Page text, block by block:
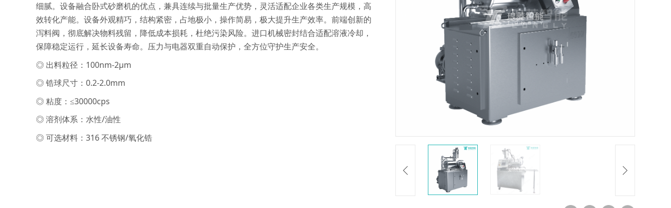
细腻。设备融合卧式砂磨机的优点，兼具连续与批量生产优势，灵活适配企业各类生产规模，高
效转化产能。设备外观精巧，结构紧密，占地极小，操作简易，极大提升生产效率。前端创新的
泻料阀，彻底解决物料残留，降低成本损耗，杜绝污染风险。进口机械密封结合适配溶液冷却，
保障稳定运行，延长设备寿命。压力与电器双重自动保护，全方位守护生产安全。
◎ 出料粒径：100nm-2μm
◎ 锆球尺寸：0.2-2.0mm
◎ 粘度：≤30000cps
◎ 溶剂体系：水性/油性
◎ 可选材料：316 不锈钢/氧化锆